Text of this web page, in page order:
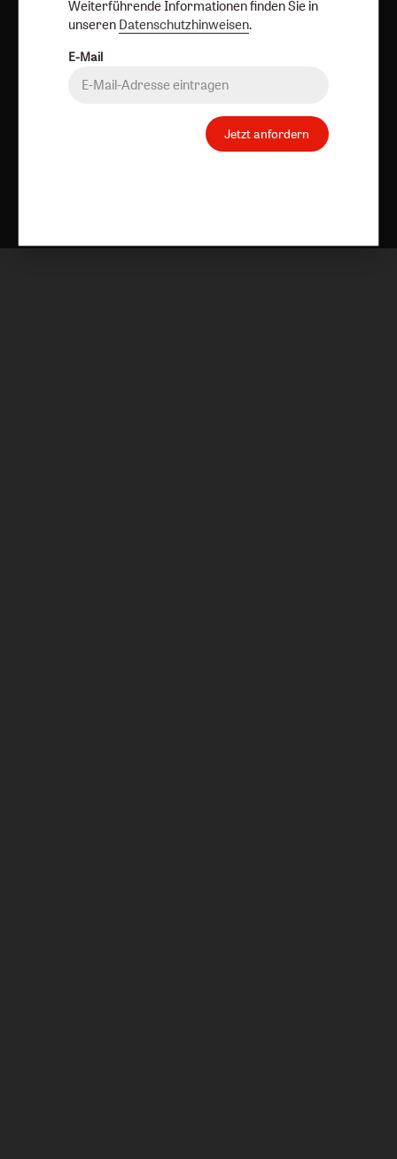
Weiterführende Informationen finden Sie in
unseren Datenschutzhinweisen.
E-Mail
Jetzt anfordern